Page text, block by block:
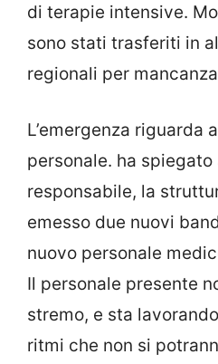
di terapie intensive.
sono stati trasferiti in
regionali per
L’emergenza riguarda
personale. ha spiegato
responsabile, la
emesso due nuovi
nuovo personale
Il personale presente
stremo, e sta
ritmi che non si